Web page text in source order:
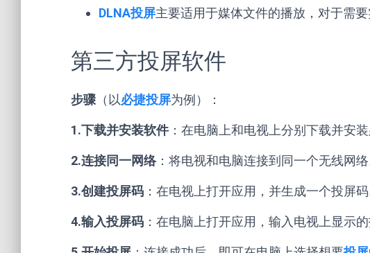
DLNA投屏主要适用于媒体文件的播放，对于需
第三方投屏软件
步骤（以必捷投屏为例）：
1.下载并安装软件：在电脑上和电视上分别下载并安装
2.连接同一网络：将电视和电脑连接到同一个无线网络
3.创建投屏码 ：在电视上打开应用，并生成一个投屏码
4.输入投屏码 ：在电脑上打开应用，输入电视上显示的